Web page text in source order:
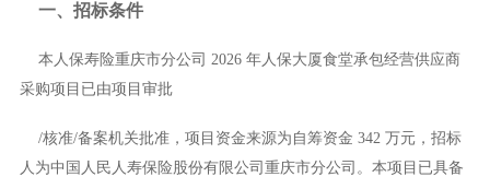
一、招标条件
本 人保寿险重庆市分公司 2026 年人保大厦食堂承包经营供应商
采购项目 已由项目审批
/核准/备案机关批准，项目资金来源为 自筹资金 342 万元， 招标
人为中国人民人寿保险股份有限公司重庆市分公司 。本项目已具备